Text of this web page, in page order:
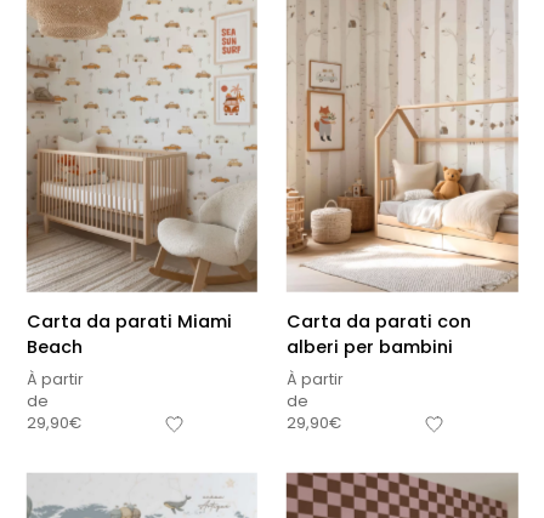
Carta da parati Miami
Beach
À partir
de
29,90€
Carta da parati con
alberi per bambini
À partir
de
29,90€